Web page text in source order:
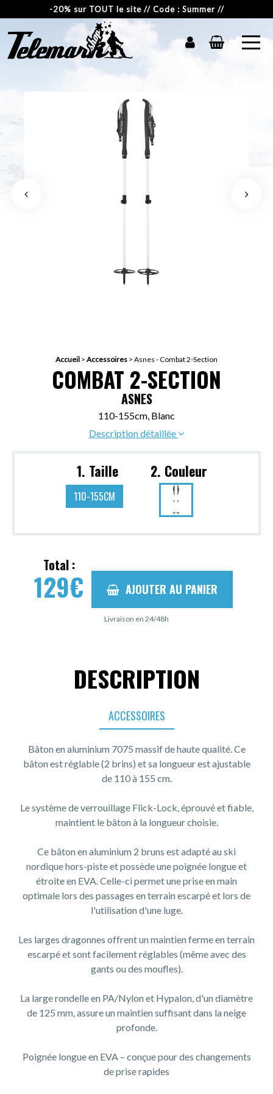
-20% sur TOUT le site // Code : Summer //
Accueil > Accessoires > Asnes - Combat 2-Section
COMBAT 2-SECTION
ASNES
110-155cm, Blanc
Description détaillée
1. Taille
110-155CM
2. Couleur
Total :
129€ AJOUTER AU PANIER
Livraison en 24/48h
DESCRIPTION
ACCESSOIRES
Bâton en aluminium 7075 massif de haute qualité. Ce
bâton est réglable (2 brins) et sa longueur est ajustable
de 110 à 155 cm.
Le système de verrouillage Flick-Lock, éprouvé et fiable,
maintient le bâton à la longueur choisie.
Ce bâton en aluminium 2 bruns est adapté au ski
nordique hors-piste et possède une poignée longue et
étroite en EVA. Celle-ci permet une prise en main
optimale lors des passages en terrain escarpé et lors de
l'utilisation d'une luge.
Les larges dragonnes offrent un maintien ferme en terrain
escarpé et sont facilement réglables (même avec des
gants ou des moufles).
La large rondelle en PA/Nylon et Hypalon, d'un diamètre
de 125 mm, assure un maintien suffisant dans la neige
profonde.
Poignée longue en EVA – conçue pour des changements
de prise rapides